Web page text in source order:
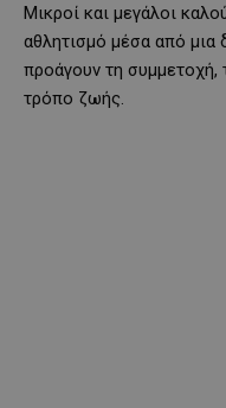
Μικροί και μεγάλοι
αθλητισμό μέσα από μια
προάγουν τη συμμετοχή,
τρόπο ζωής.